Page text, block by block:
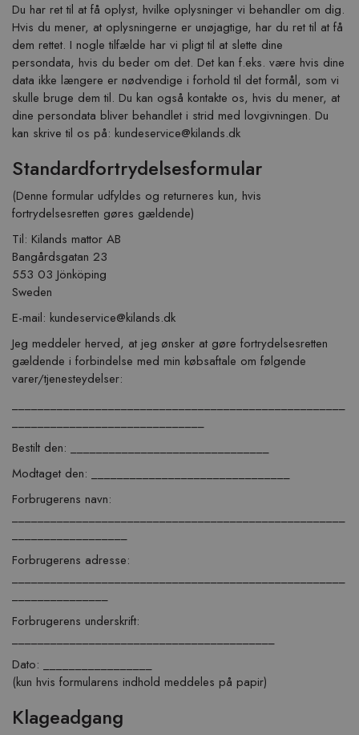
Du har ret til at få oplyst, hvilke oplysninger vi behandler om dig.
Hvis du mener, at oplysningerne er unøjagtige, har du ret til at få
dem rettet. I nogle tilfælde har vi pligt til at slette dine
persondata, hvis du beder om det. Det kan f.eks. være hvis dine
data ikke længere er nødvendige i forhold til det formål, som vi
skulle bruge dem til. Du kan også kontakte os, hvis du mener, at
dine persondata bliver behandlet i strid med lovgivningen. Du
kan skrive til os på: kundeservice@kilands.dk
Standardfortrydelsesformular
(Denne formular udfyldes og returneres kun, hvis
fortrydelsesretten gøres gældende)
Til: Kilands mattor AB
Bangårdsgatan 23
553 03 Jönköping
Sweden
E-mail: kundeservice@kilands.dk
Jeg meddeler herved, at jeg ønsker at gøre fortrydelsesretten
gældende i forbindelse med min købsaftale om følgende
varer/tjenesteydelser:
Bestilt den: _______________________________
Modtaget den: _______________________________
Forbrugerens navn:
Forbrugerens adresse:
Forbrugerens underskrift:
Dato: _________________
(kun hvis formularens indhold meddeles på papir)
Klageadgang